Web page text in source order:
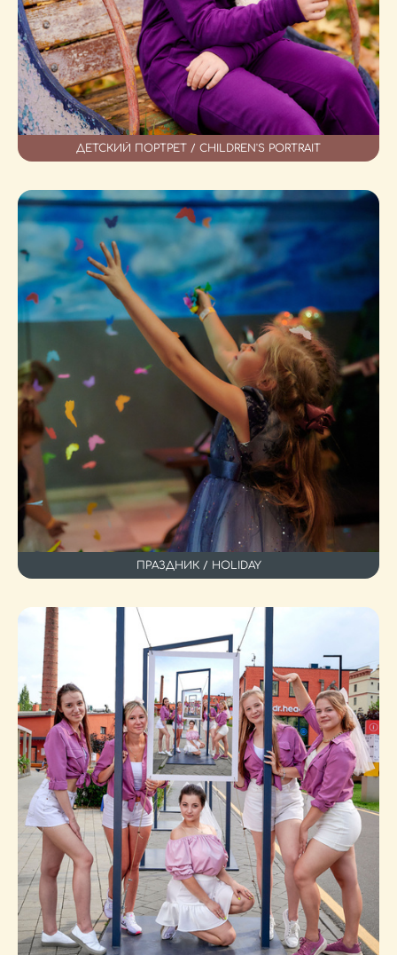
ДЕТСКИЙ ПОРТРЕТ / CHILDREN'S PORTRAIT
ПРАЗДНИК / HOLIDAY